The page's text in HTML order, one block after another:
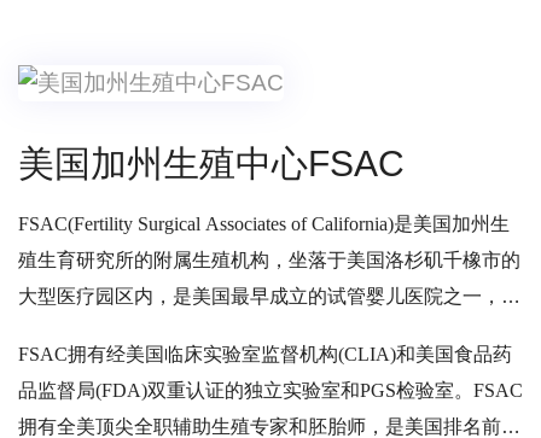
美国加州生殖中心FSAC
FSAC(Fertility Surgical Associates of California)是美国加州生
殖生育研究所的附属生殖机构，坐落于美国洛杉矶千橡市的
大型医疗园区内，是美国最早成立的试管婴儿医院之一，也
因擅长治疗疑难案例，大龄客群超高的成功率而获得行业权
威地位以及良好口碑。
FSAC拥有经美国临床实验室监督机构(CLIA)和美国食品药
品监督局(FDA)双重认证的独立实验室和PGS检验室。FSAC
拥有全美顶尖全职辅助生殖专家和胚胎师，是美国排名前三